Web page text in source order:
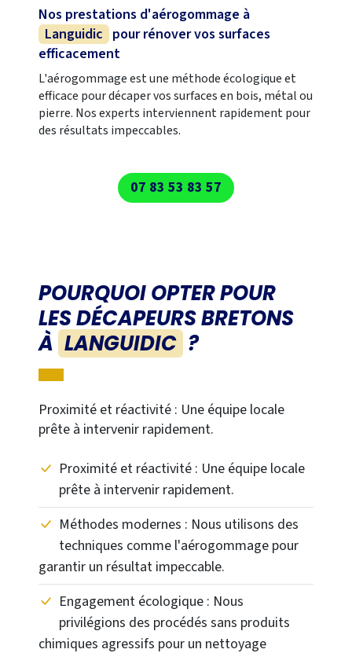
Nos prestations d'aérogommage à
Languidic pour rénover vos surfaces
efficacement
L'aérogommage est une méthode écologique et
efficace pour décaper vos surfaces en bois, métal ou
pierre. Nos experts interviennent rapidement pour
des résultats impeccables.
07 83 53 83 57
POURQUOI OPTER POUR
LES DÉCAPEURS BRETONS
À LANGUIDIC ?
Proximité et réactivité : Une équipe locale
prête à intervenir rapidement.
Proximité et réactivité : Une équipe locale
prête à intervenir rapidement.
Méthodes modernes : Nous utilisons des
techniques comme l'aérogommage pour
garantir un résultat impeccable.
Engagement écologique : Nous
privilégions des procédés sans produits
chimiques agressifs pour un nettoyage